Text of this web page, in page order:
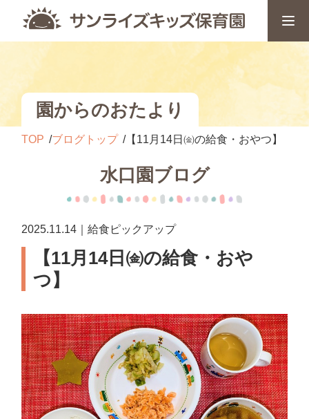
園からのおたより
TOP ブログトップ 【11月14日㈮の給食・おやつ】
水口園ブログ
2025.11.14｜給食ピックアップ
【11月14日㈮の給食・おや
つ】